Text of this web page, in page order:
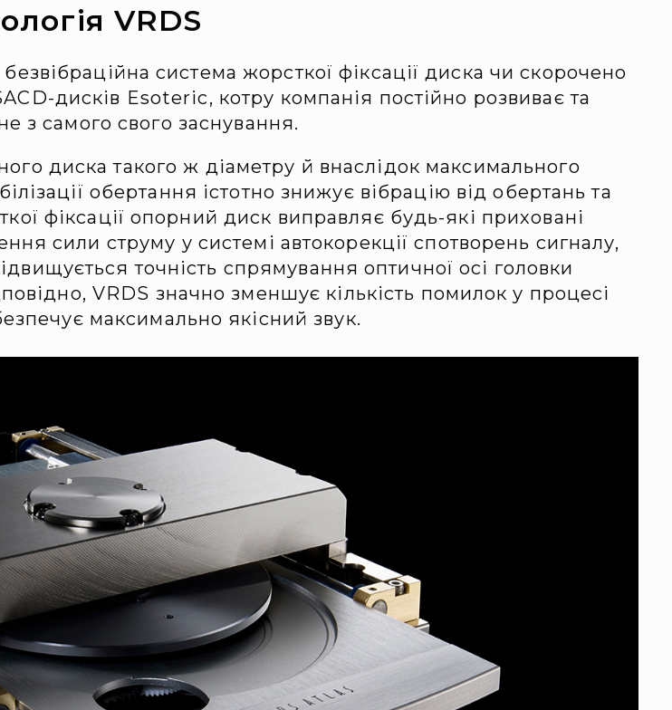
VRDS
система жорсткої фіксації диска чи скорочено
дисків Esoteric, котру компанія постійно розвиває та
з самого свого заснування.
диска такого ж діаметру й внаслідок максимального
обертання істотно знижує вібрацію від обертань та
фіксації опорний диск виправляє будь-які приховані
сили струму у системі автокорекції спотворень сигналу,
точність спрямування оптичної осі головки
VRDS значно зменшує кількість помилок у процесі
максимально якісний звук.